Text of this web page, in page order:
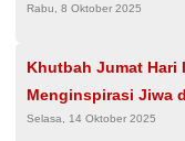
Rabu, 8 Oktober 2025
Khutbah Jumat
Menginspirasi Jiwa
Selasa, 14 Oktober 2025